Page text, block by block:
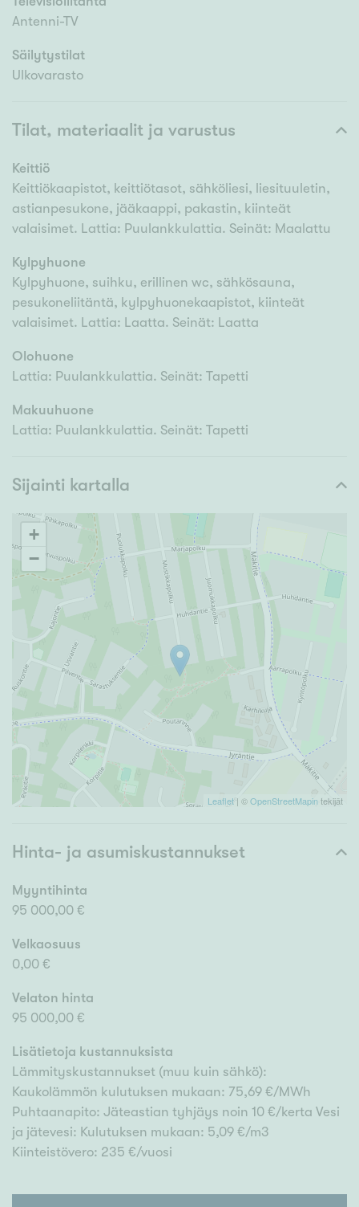
Antenni-TV
Säilytystilat
Ulkovarasto
Tilat, materiaalit ja varustus
Keittiö
Keittiökaapistot, keittiötasot, sähköliesi, liesituuletin,
astianpesukone, jääkaappi, pakastin, kiinteät
valaisimet. Lattia: Puulankkulattia. Seinät: Maalattu
Kylpyhuone
Kylpyhuone, suihku, erillinen wc, sähkösauna,
pesukoneliitäntä, kylpyhuonekaapistot, kiinteät
valaisimet. Lattia: Laatta. Seinät: Laatta
Olohuone
Lattia: Puulankkulattia. Seinät: Tapetti
Makuuhuone
Lattia: Puulankkulattia. Seinät: Tapetti
Sijainti kartalla
+
−
Leaflet | ©OpenStreetMapintekijät
Hinta- ja asumiskustannukset
Myyntihinta
95 000,00 €
Velkaosuus
0,00 €
Velaton hinta
95 000,00 €
Lisätietoja kustannuksista
Lämmityskustannukset (muu kuin sähkö):
Kaukolämmön kulutuksen mukaan: 75,69 €/MWh
Puhtaanapito: Jäteastian tyhjäys noin 10 €/kerta Vesi
ja jätevesi: Kulutuksen mukaan: 5,09 €/m3
Kiinteistövero: 235 €/vuosi